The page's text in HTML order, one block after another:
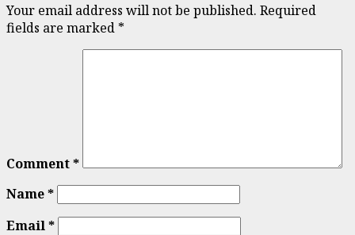
Your email address will not be published. Required
fields are marked *
Comment*
Name*
Email*